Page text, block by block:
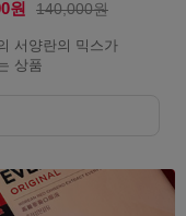
원 140,000원
서양란의 믹스가
상품